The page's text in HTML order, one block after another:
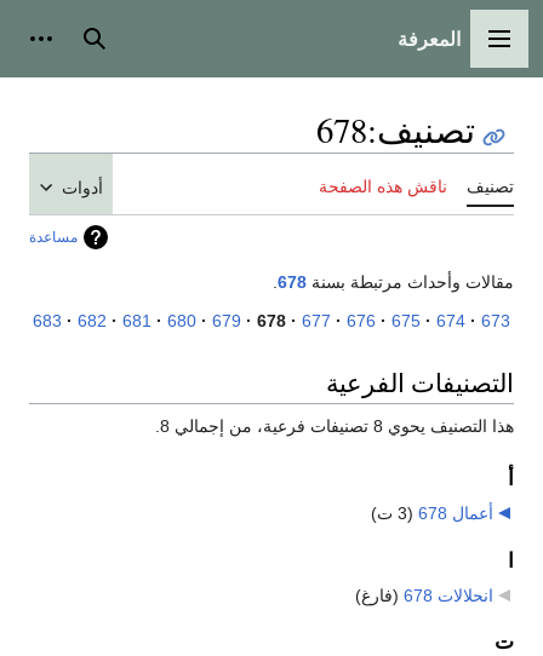
القائمة الرئيسية
المعرفة بحث
تصنيف:
678
تصنيف ناقش هذه الصفحة أدوات
مساعدة
مقالات وأحداث مرتبطة بسنة 678
673
674
675
676
677
678
679
680
681
682
683
التصنيفات الفرعية
هذا التصنيف يحوي 8 تصنيفات فرعية، من إجمالي 8.
أعمال 678 (3 ت)
انحلالات 678 (فارغ)
ت